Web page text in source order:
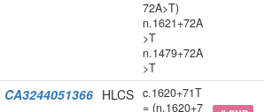
72A>T)
n.1621+72A
>T
n.1479+72A
>T
CA3244051366 HLCS c.1620+71T
= (n.1620+7